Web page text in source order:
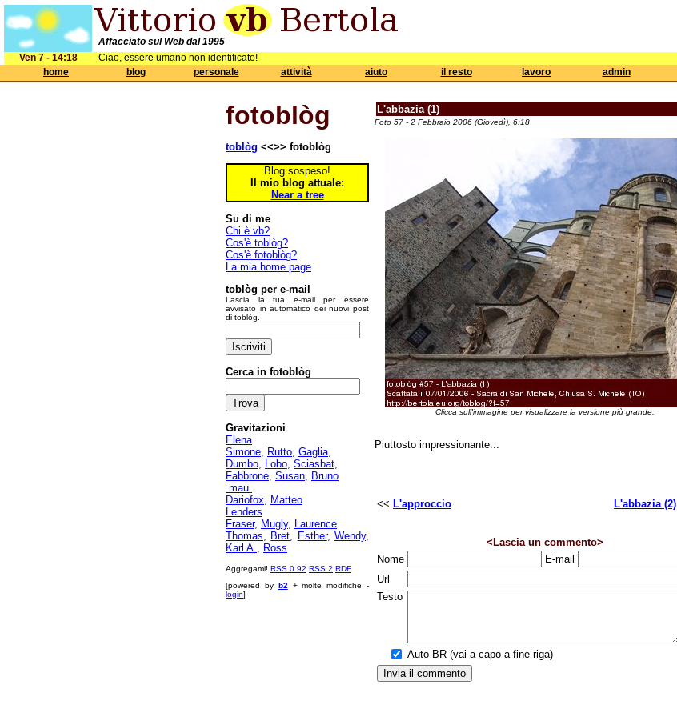
Affacciato sul Web dal 1995
Ven 7 - 14:18
Ciao, essere umano non identificato!
home
blog personale attività aiuto il resto lavoro admin
fotoblòg
toblòg <<>> fotoblòg
Blog sospeso!
Il mio blog attuale:
Near a tree
Su di me
Chi è vb?
Cos'è toblòg?
Cos'è fotoblòg?
La mia home page
toblòg per e-mail
Lascia la tua e-mail per essere
avvisato in automatico dei nuovi post
di toblòg.
Cerca in fotoblòg
Gravitazioni
Elena
Simone, Rutto, Gaglia,
Dumbo, Lobo, Sciasbat,
Fabbrone, Susan, Bruno
.mau.
Dariofox, Matteo
Lenders
Fraser, Mugly, Laurence
Thomas, Bret, Esther,Wendy,
Karl A., Ross
Aggregami! RSS 0.92 RSS 2 RDF
[powered by b2 + molte modifiche -
login]
L'abbazia (1)
Foto 57 - 2 Febbraio 2006 (Giovedì), 6:18
Clicca sull'immagine per visualizzare la versione più grande.
Piuttosto impressionante...
<< L'approccio L'abbazia (2)
<Lascia un commento>
Nome
E-mail
Url
Testo
Auto-BR (vai a capo a fine riga)